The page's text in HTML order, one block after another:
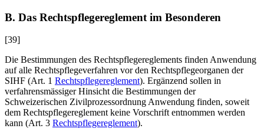
B. Das Rechtspflegereglement im Besonderen
[39]
Die Bestimmungen des Rechtspflegereglements finden Anwendung
auf alle Rechtspflegeverfahren vor den Rechtspflegeorganen der
SIHF (Art. 1 Rechtspflegereglement). Ergänzend sollen in
verfahrensmässiger Hinsicht die Bestimmungen der
Schweizerischen Zivilprozessordnung Anwendung finden, soweit
dem Rechtspflegereglement keine Vorschrift entnommen werden
kann (Art. 3 Rechtspflegereglement).